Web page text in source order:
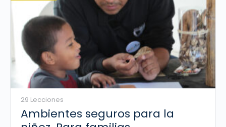
29 Lecciones
Ambientes seguros para la